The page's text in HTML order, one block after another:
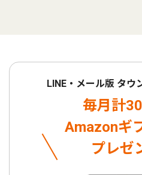
LINE・メール版 タウ
毎月計
Amazonギ
プレゼ